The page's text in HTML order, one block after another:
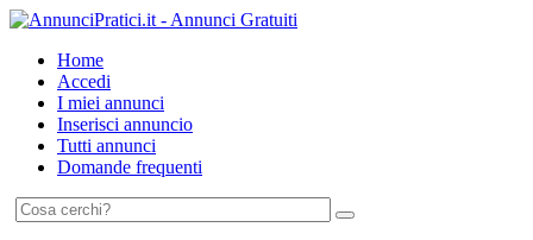
Home
Accedi
I miei annunci
Inserisci annuncio
Tutti annunci
Domande frequenti